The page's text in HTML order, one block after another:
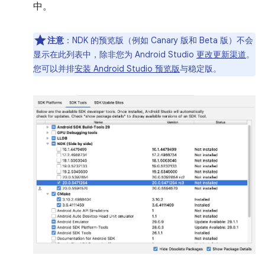
中。
注意 ： NDK 的预览版（例如 Canary 版和 Beta 版）不会
显示在此列表中，除非您为 Android Studio 更改更新渠道。
您可以并排安装 Android Studio 预览版与稳定版。